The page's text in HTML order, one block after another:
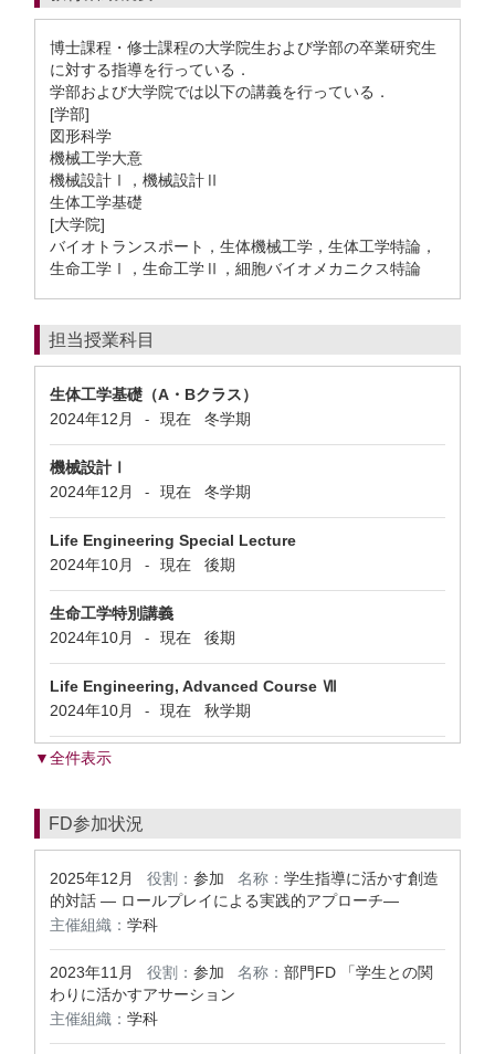
博士課程・修士課程の大学院生および学部の卒業研究生
に対する指導を行っている．
学部および大学院では以下の講義を行っている．
[学部]
図形科学
機械工学大意
機械設計Ⅰ，機械設計Ⅱ
生体工学基礎
[大学院]
バイオトランスポート，生体機械工学，生体工学特論，
生命工学Ⅰ，生命工学Ⅱ，細胞バイオメカニクス特論
担当授業科目
生体工学基礎（A・Bクラス）
2024年12月
- 現在 冬学期
機械設計Ⅰ
2024年12月
- 現在 冬学期
Life Engineering Special Lecture
2024年10月
- 現在 後期
生命工学特別講義
2024年10月
- 現在 後期
Life Engineering, Advanced Course Ⅶ
2024年10月
- 現在 秋学期
▼全件表示
FD参加状況
2025年12月 役割： 参加 名称： 学生指導に活かす創造
的対話 ― ロールプレイによる実践的アプローチ―
主催組織： 学科
2023年11月 役割： 参加 名称： 部門FD 「学生との関
わりに活かすアサーション
主催組織： 学科